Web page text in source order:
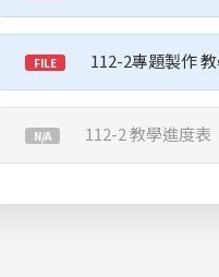
FILE 112-2專題製作
N/A 112-2 教學進度表